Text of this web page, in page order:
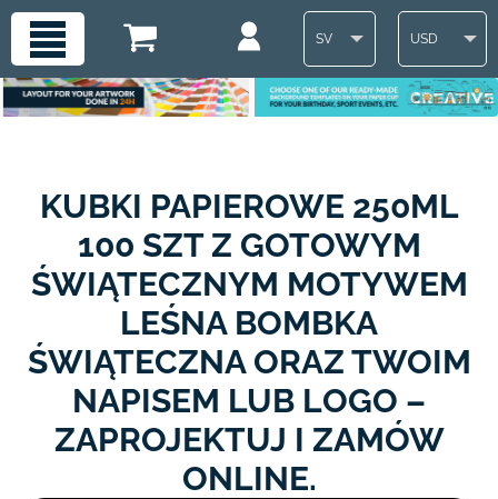
SV USD
KUBKI PAPIEROWE 250ML
100 SZT Z GOTOWYM
ŚWIĄTECZNYM MOTYWEM
LEŚNA BOMBKA
ŚWIĄTECZNA ORAZ TWOIM
NAPISEM LUB LOGO –
ZAPROJEKTUJ I ZAMÓW
ONLINE.